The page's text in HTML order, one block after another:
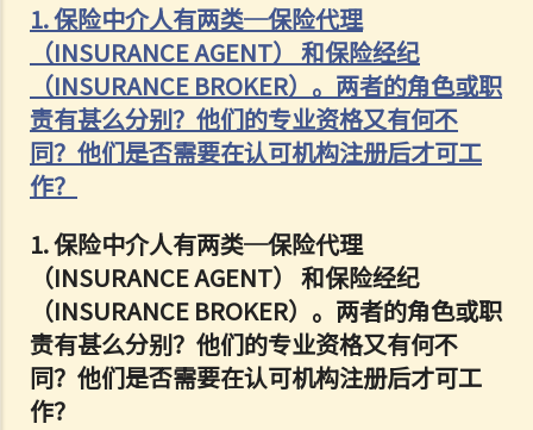
1. 保险中介人有两类─保险代理
（INSURANCE AGENT） 和保险经纪
（INSURANCE BROKER）。两者的角色或职
责有甚么分别？他们的专业资格又有何不
同？他们是否需要在认可机构注册后才可工
作？
1.保险中介人有两类─保险代理
（INSURANCE AGENT） 和保险经纪
（INSURANCE BROKER）。两者的角色或职
责有甚么分别？他们的专业资格又有何不
同？他们是否需要在认可机构注册后才可工
作？